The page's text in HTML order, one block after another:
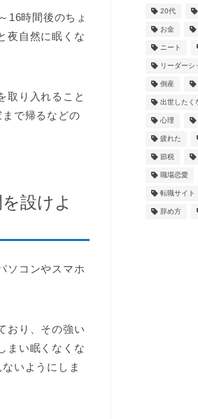
16時間後のちょ
夜自然に眠くな
取り入れること
で帰るなどの
設けよ
ソコンやスマホ
おり、その強い
まい眠くなくな
いようにしま
20代
お金
ニート
リーダーシ
倒産
出世したく
心理
疲れた
節税
職場恋愛
転職サイト
辞め方